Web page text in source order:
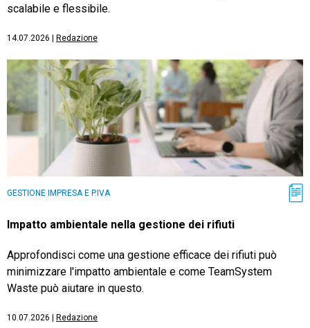
scalabile e flessibile.
14.07.2026 Redazione
GESTIONE IMPRESA E P.IVA
Impatto ambientale nella gestione dei rifiuti
Approfondisci come una gestione efficace dei rifiuti può
minimizzare l'impatto ambientale e come TeamSystem
Waste può aiutare in questo.
10.07.2026 Redazione